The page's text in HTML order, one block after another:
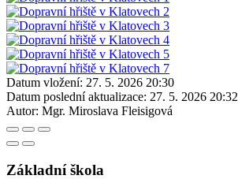
Datum vložení: 27. 5. 2026 20:30
Datum poslední aktualizace: 27. 5. 2026 20:32
Autor: Mgr. Miroslava Fleisigová
Základní škola